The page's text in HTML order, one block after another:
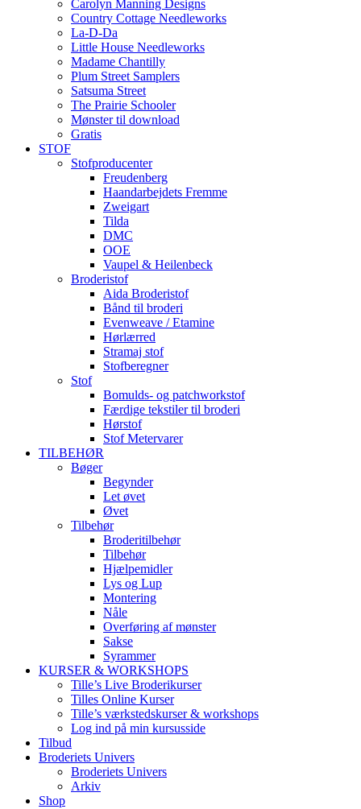
Carolyn Manning Designs
Country Cottage Needleworks
La-D-Da
Little House Needleworks
Madame Chantilly
Plum Street Samplers
Satsuma Street
The Prairie Schooler
Mønster til download
Gratis
STOF
Stofproducenter
Freudenberg
Haandarbejdets Fremme
Zweigart
Tilda
DMC
OOE
Vaupel & Heilenbeck
Broderistof
Aida Broderistof
Bånd til broderi
Evenweave / Etamine
Hørlærred
Stramaj stof
Stofberegner
Stof
Bomulds- og patchworkstof
Færdige tekstiler til broderi
Hørstof
Stof Metervarer
TILBEHØR
Bøger
Begynder
Let øvet
Øvet
Tilbehør
Broderitilbehør
Tilbehør
Hjælpemidler
Lys og Lup
Montering
Nåle
Overføring af mønster
Sakse
Syrammer
KURSER & WORKSHOPS
Tille’s Live Broderikurser
Tilles Online Kurser
Tille’s værkstedskurser & workshops
Log ind på min kursusside
Tilbud
Broderiets Univers
Broderiets Univers
Arkiv
Shop